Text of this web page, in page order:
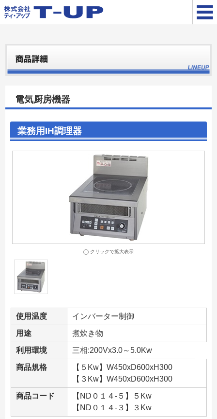
電気厨房機器
業務用IH調理器
クリックで拡大表示
使用温度 インバーター制御
用途 煮炊き物
利用環境 三相:200Vx3.0～5.0Kw
商品規格
【５Kw】W450xD600xH300
【３Kw】W450xD600xH300
商品コード
【ND０１４-５】５Kw
【ND０１４-３】３Kw